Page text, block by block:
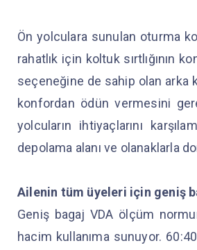
Ön yolculara sunulan oturma
rahatlık için koltuk sırtlığının
seçeneğine de sahip olan arka
konfordan ödün vermesini
yolcuların ihtiyaçlarını
depolama alanı ve olanaklarla
Ailenin tüm üyeleri için geniş
Geniş bagaj VDA ölçüm
hacim kullanıma sunuyor.